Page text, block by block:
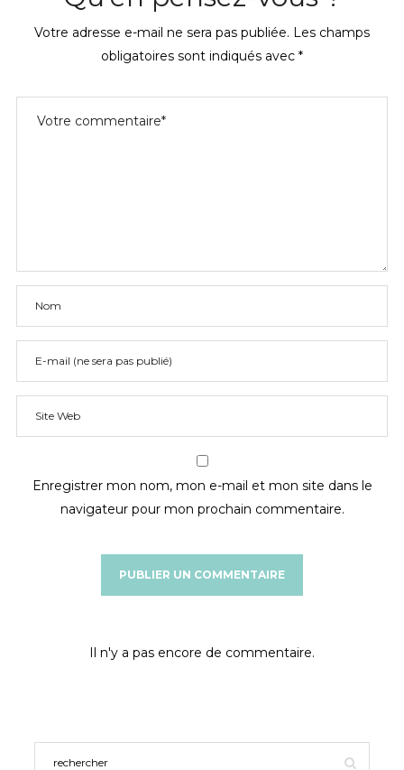
Votre adresse e-mail ne sera pas publiée. Les champs
obligatoires sont indiqués avec *
Enregistrer mon nom, mon e-mail et mon site dans le
navigateur pour mon prochain commentaire.
Il n'y a pas encore de commentaire.